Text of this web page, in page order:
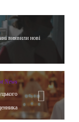
виявили нові
News